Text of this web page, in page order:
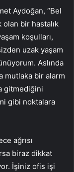
Aydoğan, “Bel
olan bir hastalık
koşulları,
uzak yaşam
Aslında
mutlaka bir alarm
gitmediğini
gibi noktalara
ağrısı
biraz dikkat
İşiniz ofis işi